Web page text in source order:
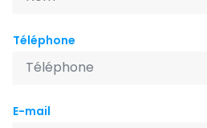
Téléphone
E-mail